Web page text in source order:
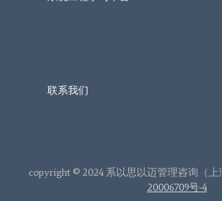
联系我们
copyright © 2024 系以思以迈管理咨询（
20006709号-4